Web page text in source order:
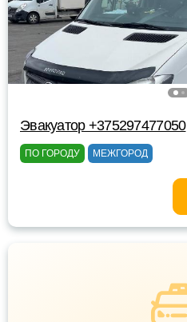
Эвакуатор +375297477050
ПО ГОРОДУ МЕЖГОРОД